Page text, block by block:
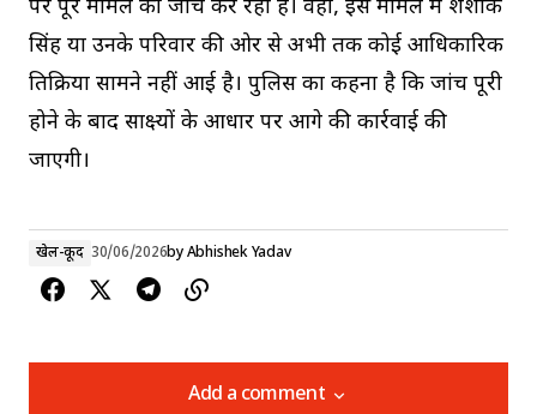
पर पूरे मामले की जांच कर रही है। वहीं, इस मामले में शशांक
सिंह या उनके परिवार की ओर से अभी तक कोई आधिकारिक
प्रतिक्रिया सामने नहीं आई है। पुलिस का कहना है कि जांच पूरी
होने के बाद साक्ष्यों के आधार पर आगे की कार्रवाई की
जाएगी।
खेल-कूद 30/06/2026byAbhishek Yadav
Add a comment